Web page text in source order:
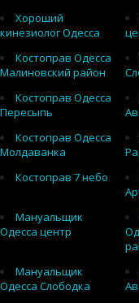
Хороший
кинезиолог Одесса
Костоправ Одесса
Малиновский район
Костоправ Одесса
Пересыпь
Костоправ Одесса
Молдаванка
Костоправ 7 небо
Мануальщик
Одесса центр
Мануальщик
Одесса Слободка